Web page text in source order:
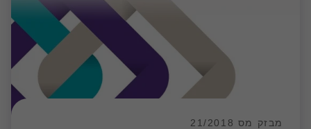
מבזק מס 21/2018